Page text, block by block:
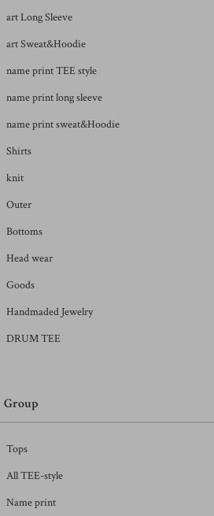
art Long Sleeve
art Sweat&Hoodie
name print TEE style
name print long sleeve
name print sweat&Hoodie
Shirts
knit
Outer
Bottoms
Head wear
Goods
Handmaded Jewelry
DRUM TEE
Group
Tops
All TEE-style
Name print